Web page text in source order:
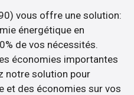
vous offre une solution:
énergétique en
de vos nécessités.
économies importantes
notre solution pour
et des économies sur vos